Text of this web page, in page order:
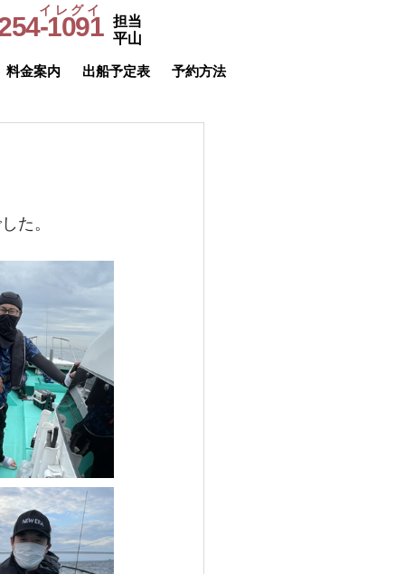
イレグイ
担当
平山
1091
料金案内 出船予定表 予約方法
た。